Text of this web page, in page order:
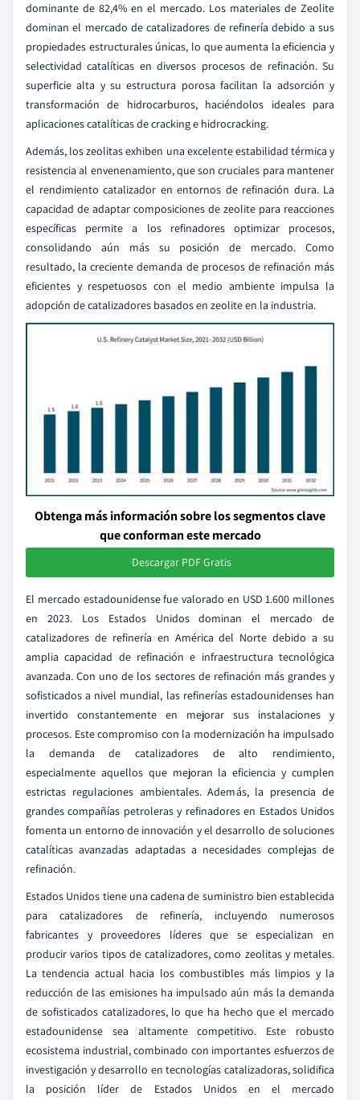
dominante de 82,4% en el mercado. Los materiales de Zeolite
dominan el mercado de catalizadores de refinería debido a sus
propiedades estructurales únicas, lo que aumenta la eficiencia y
selectividad catalíticas en diversos procesos de refinación. Su
superficie alta y su estructura porosa facilitan la adsorción y
transformación de hidrocarburos, haciéndolos ideales para
aplicaciones catalíticas de cracking e hidrocracking.
Además, los zeolitas exhiben una excelente estabilidad térmica y
resistencia al envenenamiento, que son cruciales para mantener
el rendimiento catalizador en entornos de refinación dura. La
capacidad de adaptar composiciones de zeolite para reacciones
específicas permite a los refinadores optimizar procesos,
consolidando aún más su posición de mercado. Como
resultado, la creciente demanda de procesos de refinación más
eficientes y respetuosos con el medio ambiente impulsa la
adopción de catalizadores basados en zeolite en la industria.
Obtenga más información sobre los segmentos clave
que conforman este mercado
Descargar PDF Gratis
El mercado estadounidense fue valorado en USD 1.600 millones
en 2023. Los Estados Unidos dominan el mercado de
catalizadores de refinería en América del Norte debido a su
amplia capacidad de refinación e infraestructura tecnológica
avanzada. Con uno de los sectores de refinación más grandes y
sofisticados a nivel mundial, las refinerías estadounidenses han
invertido constantemente en mejorar sus instalaciones y
procesos. Este compromiso con la modernización ha impulsado
la demanda de catalizadores de alto rendimiento,
especialmente aquellos que mejoran la eficiencia y cumplen
estrictas regulaciones ambientales. Además, la presencia de
grandes compañías petroleras y refinadores en Estados Unidos
fomenta un entorno de innovación y el desarrollo de soluciones
catalíticas avanzadas adaptadas a necesidades complejas de
refinación.
Estados Unidos tiene una cadena de suministro bien establecida
para catalizadores de refinería, incluyendo numerosos
fabricantes y proveedores líderes que se especializan en
producir varios tipos de catalizadores, como zeolitas y metales.
La tendencia actual hacia los combustibles más limpios y la
reducción de las emisiones ha impulsado aún más la demanda
de sofisticados catalizadores, lo que ha hecho que el mercado
estadounidense sea altamente competitivo. Este robusto
ecosistema industrial, combinado con importantes esfuerzos de
investigación y desarrollo en tecnologías catalizadoras, solidifica
la posición líder de Estados Unidos en el mercado